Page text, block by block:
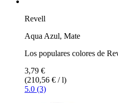
Revell
Aqua Azul, Mate
Los populares colores de
3,79 €
(210,56 € / l)
5.0 (3)